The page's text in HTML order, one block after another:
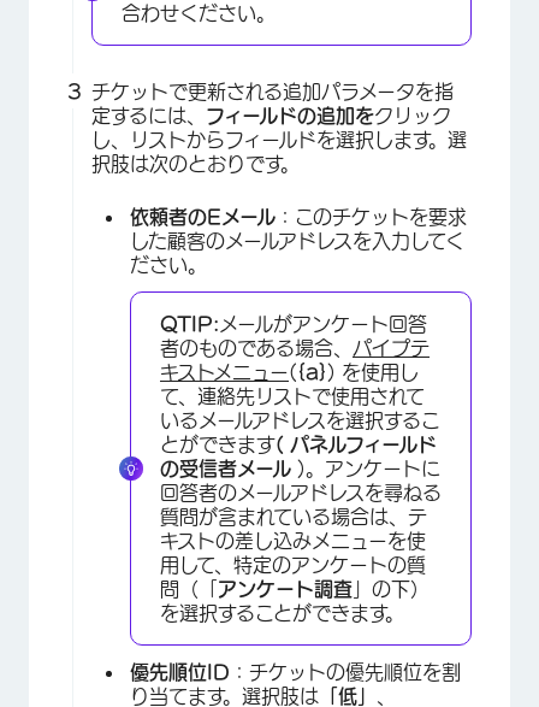
×
合わせください。
チケットで更新される追加パラメータを指
定するには、 フィールドの追加をクリック
し、リストからフィールドを選択します。選
択肢は次のとおりです。
依頼者のEメール ：このチケットを要求
した顧客のメールアドレスを入力してく
ださい。
QTIP: メールがアンケート回答
者のものである場合、
パイプテ
キストメニュー({a}) を使用し
て、連絡先リストで使用されて
いるメールアドレスを選択するこ
とができます( パネルフィールド
の受信者メール )。アンケートに
回答者のメールアドレスを尋ねる
質問が含まれている場合は、テ
キストの差し込みメニューを使
用して、特定のアンケートの質
問（「 アンケート調査 」の下）
を選択することができます。
優先順位ID ：チケットの優先順位を割
り当てます。選択肢は 「低」